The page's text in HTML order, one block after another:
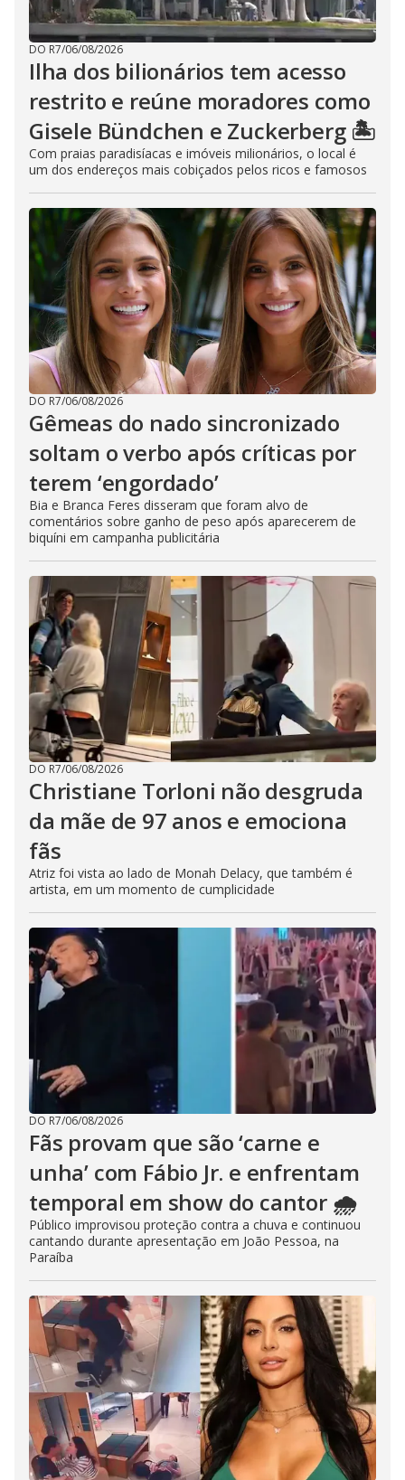
DO R7/06/08/2026
Ilha dos bilionários tem acesso
restrito e reúne moradores como
Gisele Bündchen e Zuckerberg 🏝️
Com praias paradisíacas e imóveis milionários, o local é
um dos endereços mais cobiçados pelos ricos e famosos
DO R7/06/08/2026
Gêmeas do nado sincronizado
soltam o verbo após críticas por
terem ‘engordado’
Bia e Branca Feres disseram que foram alvo de
comentários sobre ganho de peso após aparecerem de
biquíni em campanha publicitária
DO R7/06/08/2026
Christiane Torloni não desgruda
da mãe de 97 anos e emociona
fãs
Atriz foi vista ao lado de Monah Delacy, que também é
artista, em um momento de cumplicidade
DO R7/06/08/2026
Fãs provam que são ‘carne e
unha’ com Fábio Jr. e enfrentam
temporal em show do cantor 🌧️
Público improvisou proteção contra a chuva e continuou
cantando durante apresentação em João Pessoa, na
Paraíba